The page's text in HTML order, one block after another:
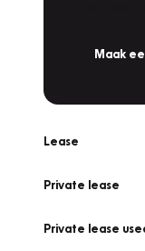
Maak
Lease
Private lease
Private lease